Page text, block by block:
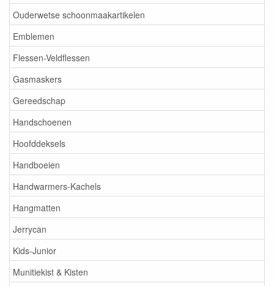
Ouderwetse schoonmaakartikelen
Emblemen
Flessen-Veldflessen
Gasmaskers
Gereedschap
Handschoenen
Hoofddeksels
Handboeien
Handwarmers-Kachels
Hangmatten
Jerrycan
Kids-Junior
Munitiekist & Kisten